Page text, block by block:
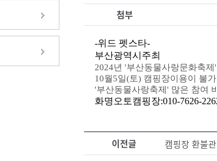
첨부
-위드 펫스타-
부산광역시주최
2024년 '부산동물사랑문화축
10월5일(토) 캠핑장이용이 불
'부산동물사랑축제' 많은 참여
화명오토캠핑장:010-7626-
이전글
캠핑장 환불